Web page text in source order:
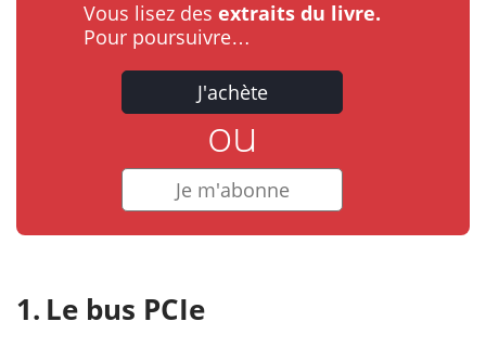
Vous lisez des extraits du livre.
Pour poursuivre…
J'achète
ou
Je m'abonne
Le bus PCIe